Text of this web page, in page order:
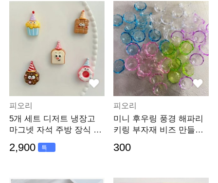
피오리
5개 세트 디저트 냉장고
마그넷 자석 주방 장식 화
이트보드 사무실
2,900
특
가
피오리
미니 후우링 풍경 해파리
키링 부자재 비즈 만들기
300